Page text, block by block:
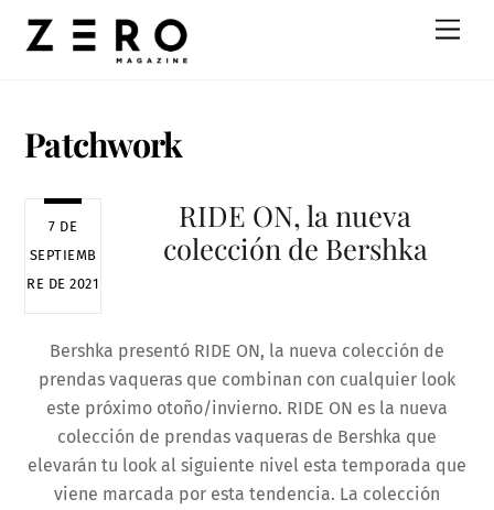
Patchwork
7 DE
SEPTIEMB
RE DE 2021
RIDE ON, la nueva
colección de Bershka
Bershka presentó RIDE ON, la nueva colección de
prendas vaqueras que combinan con cualquier look
este próximo otoño/invierno. RIDE ON es la nueva
colección de prendas vaqueras de Bershka que
elevarán tu look al siguiente nivel esta temporada que
viene marcada por esta tendencia. La colección